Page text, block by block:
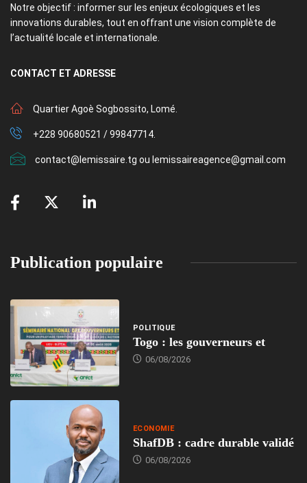
Notre objectif : informer sur les enjeux écologiques et les
innovations durables, tout en offrant une vision complète de
l’actualité locale et internationale.
CONTACT ET ADRESSE
Quartier Agoè Sogbossito, Lomé.
+228 90680521 / 99847714.
contact@lemissaire.tg ou lemissaireagence@gmail.com
Publication populaire
POLITIQUE
Togo : les gouverneurs et
06/08/2026
ECONOMIE
ShafDB : cadre durable validé
06/08/2026